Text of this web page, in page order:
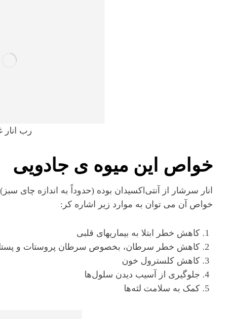
رب انار
خواص این میوه ی جادویی
خواص آن می توان به موارد زیر اشاره کر:
کاهش خطر ابتلا به بیماریهای قلبی
کاهش خطر سرطان، بخصوص سرطان پروستات و
کاهش کلسترول خون
جلوگیری از آسیب دیدن سلول‌ها
کمک به سلامت لثه‌ها